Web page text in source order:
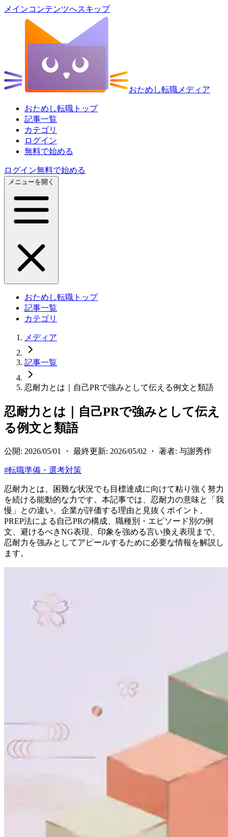
メインコンテンツへスキップ
おためし転職メディア
おためし転職トップ
記事一覧
カテゴリ
ログイン
無料で始める
ログイン無料で始める
メニューを開く
おためし転職トップ
記事一覧
カテゴリ
メディア
記事一覧
忍耐力とは｜自己PRで強みとして伝える例文と類語
忍耐力とは｜自己PRで強みとして伝え
る例文と類語
公開: 2026/05/01 ・ 最終更新: 2026/05/02 ・ 著者: 与謝秀作
#転職準備・選考対策
忍耐力とは、困難な状況でも目標達成に向けて粘り強く努力
を続ける能動的な力です。本記事では、忍耐力の意味と「我
慢」との違い、企業が評価する理由と見抜くポイント、
PREP法による自己PRの構成、職種別・エピソード別の例
文、避けるべきNG表現、印象を強める言い換え表現まで、
忍耐力を強みとしてアピールするために必要な情報を解説し
ます。